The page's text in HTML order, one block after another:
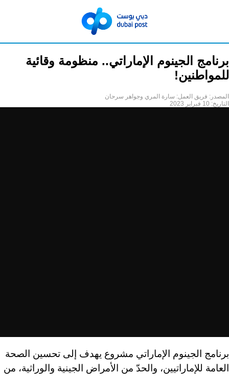
برنامج الجينوم الإماراتي.. منظومة وقائية
للمواطنين!
المصدر: فريق العمل: سارة المري وجواهر سرحان
التاريخ: 10 فبراير 2023
برنامج الجينوم الإماراتي مشروع يهدف إلى تحسين الصحة
العامة للإماراتيين، والحدّ من الأمراض الجينية والوراثية، من